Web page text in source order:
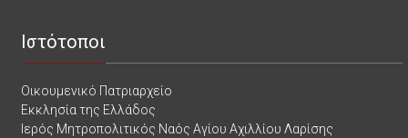
Ιστότοποι
Οικουμενικό Πατριαρχείο
Εκκλησία της Ελλάδος
Ιερός Μητροπολιτικός Ναός Αγίου Αχιλλίου Λαρίσης